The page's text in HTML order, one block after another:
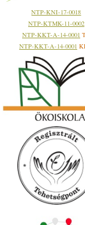
NTP-KNI-17-0018
NTP-KTMK-11-0002
NTP-KKT-A-14-0001
NTP-KKT-A-14-0001